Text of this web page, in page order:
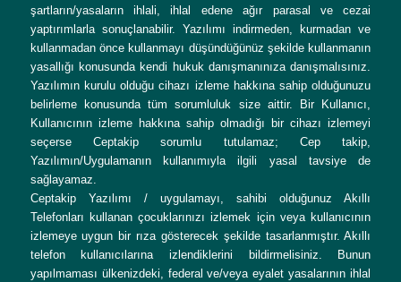
şartların/yasaların ihlali, ihlal edene ağır parasal ve cezai
yaptırımlarla sonuçlanabilir. Yazılımı indirmeden, kurmadan ve
kullanmadan önce kullanmayı düşündüğünüz şekilde kullanmanın
yasallığı konusunda kendi hukuk danışmanınıza danışmalısınız.
Yazılımın kurulu olduğu cihazı izleme hakkına sahip olduğunuzu
belirleme konusunda tüm sorumluluk size aittir. Bir Kullanıcı,
Kullanıcının izleme hakkına sahip olmadığı bir cihazı izlemeyi
seçerse Ceptakip sorumlu tutulamaz; Cep takip,
Yazılımın/Uygulamanın kullanımıyla ilgili yasal tavsiye de
sağlayamaz.
Ceptakip Yazılımı / uygulamayı, sahibi olduğunuz Akıllı
Telefonları kullanan çocuklarınızı izlemek için veya kullanıcının
izlemeye uygun bir rıza gösterecek şekilde tasarlanmıştır. Akıllı
telefon kullanıcılarına izlendiklerini bildirmelisiniz. Bunun
yapılmaması ülkenizdeki, federal ve/veya eyalet yasalarının ihlal